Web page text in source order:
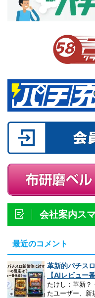
会社案内ス
最近のコメント
革新的パチス
【AIレビュー
たけし：革新？
たユーザー、新